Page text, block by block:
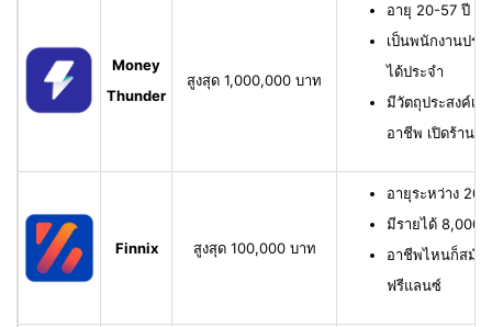
Money
Thunder
สูงสุด 1,000,000 บาท
อายุ 20-57 ปี มี
เป็นพนักงานปร
ได้ประจำ
มีวัตถุประสงค์เพื่
อาชีพ เปิดร้าน
Finnix สูงสุด 100,000 บาท
อายุระหว่าง
มีรายได้ 8,000
อาชีพไหนก็สมัค
ฟรีแลนซ์